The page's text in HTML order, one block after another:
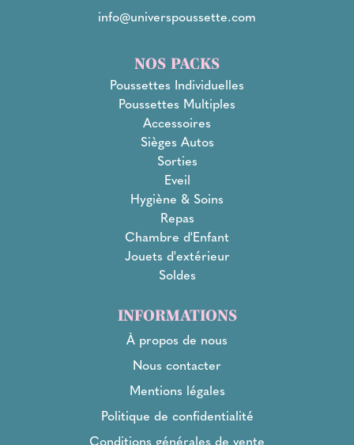
info@universpoussette.com
NOS PACKS
Poussettes Individuelles
Poussettes Multiples
Accessoires
Sièges Autos
Sorties
Eveil
Hygiène & Soins
Repas
Chambre d'Enfant
Jouets d'extérieur
Soldes
INFORMATIONS
À propos de nous
Nous contacter
Mentions légales
Politique de confidentialité
Conditions générales de vente